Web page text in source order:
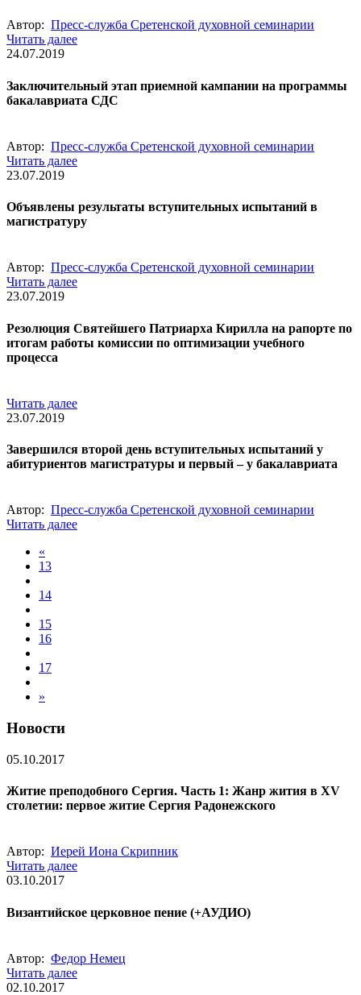
Автор: Пресс-служба Сретенской духовной семинарии
Читать далее
24.07.2019
Заключительный этап приемной кампании на программы
бакалавриата СДС
Автор: Пресс-служба Сретенской духовной семинарии
Читать далее
23.07.2019
Объявлены результаты вступительных испытаний в
магистратуру
Автор: Пресс-служба Сретенской духовной семинарии
Читать далее
23.07.2019
Резолюция Святейшего Патриарха Кирилла на рапорте по
итогам работы комиссии по оптимизации учебного
процесса
Читать далее
23.07.2019
Завершился второй день вступительных испытаний у
абитуриентов магистратуры и первый – у бакалавриата
Автор: Пресс-служба Сретенской духовной семинарии
Читать далее
«
13
14
15
16
17
»
Новости
05.10.2017
Житие преподобного Сергия. Часть 1: Жанр жития в XV
столетии: первое житие Сергия Радонежского
Автор: Иерей Иона Скрипник
Читать далее
03.10.2017
Византийское церковное пение (+АУДИО)
Автор: Федор Немец
Читать далее
02.10.2017